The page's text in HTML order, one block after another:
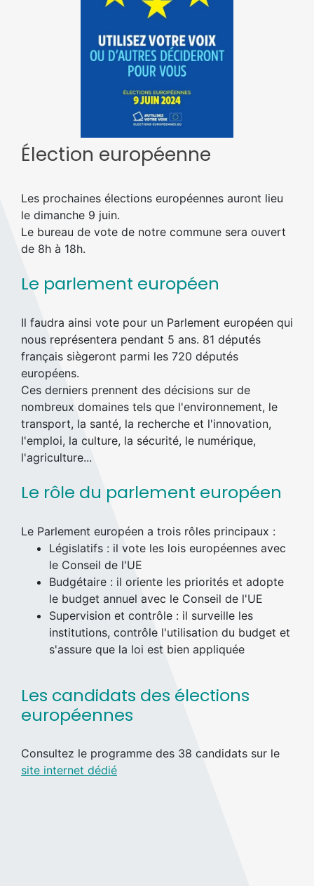
Élection européenne
Les prochaines élections européennes auront lieu
le dimanche 9 juin.
Le bureau de vote de notre commune sera ouvert
de 8h à 18h.
Le parlement européen
Il faudra ainsi vote pour un Parlement européen qui
nous représentera pendant 5 ans. 81 députés
français siègeront parmi les 720 députés
européens.
Ces derniers prennent des décisions sur de
nombreux domaines tels que l'environnement, le
transport, la santé, la recherche et l'innovation,
l'emploi, la culture, la sécurité, le numérique,
l'agriculture...
Le rôle du parlement européen
Le Parlement européen a trois rôles principaux :
Législatifs : il vote les lois européennes avec
le Conseil de l'UE
Budgétaire : il oriente les priorités et adopte
le budget annuel avec le Conseil de l'UE
Supervision et contrôle : il surveille les
institutions, contrôle l'utilisation du budget et
s'assure que la loi est bien appliquée
Les candidats des élections
européennes
Consultez le programme des 38 candidats sur le
site internet dédié